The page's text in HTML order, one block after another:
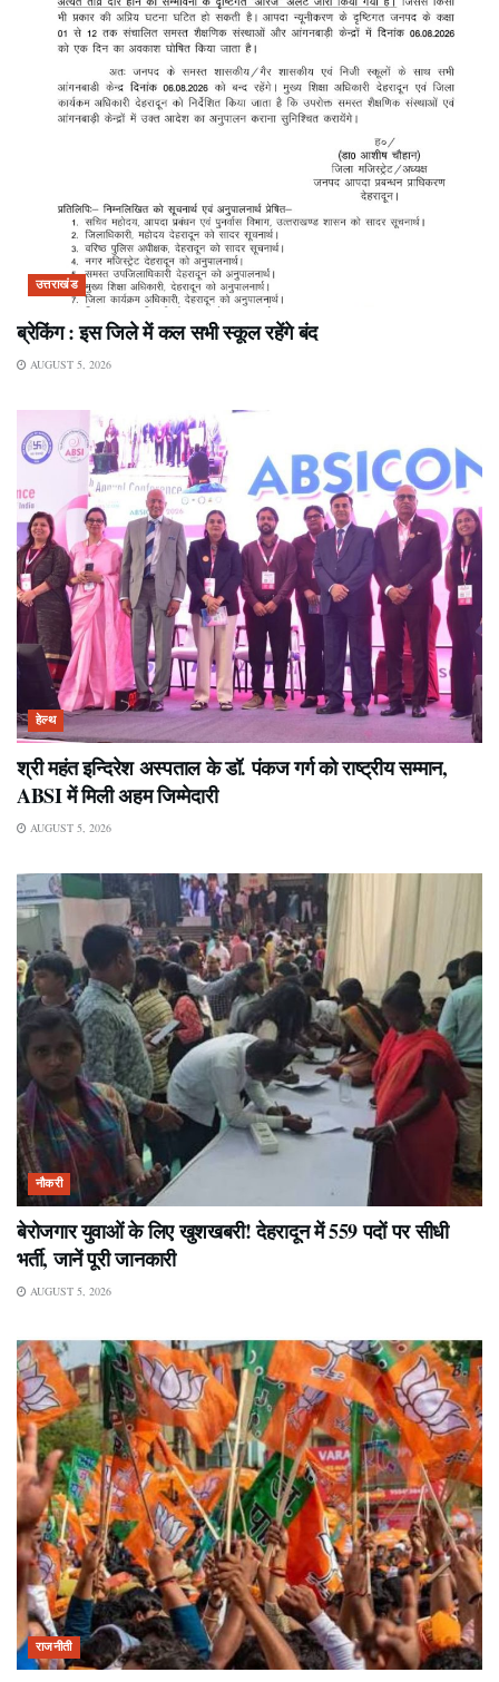
उत्तराखंड
ब्रेकिंग : इस जिले में कल सभी स्कूल रहेंगे बंद
AUGUST 5, 2026
हेल्थ
श्री महंत इन्दिरेश अस्पताल के डॉ. पंकज गर्ग को राष्ट्रीय सम्मान,
ABSI में मिली अहम जिम्मेदारी
AUGUST 5, 2026
नौकरी
बेरोजगार युवाओं के लिए खुशखबरी! देहरादून में 559 पदों पर सीधी
भर्ती, जानें पूरी जानकारी
AUGUST 5, 2026
राजनीती